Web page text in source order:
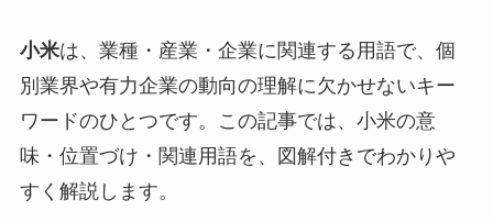
小米は、業種・産業・企業に関連する用語で、個
別業界や有力企業の動向の理解に欠かせないキー
ワードのひとつです。この記事では、小米の意
味・位置づけ・関連用語を、図解付きでわかりや
すく解説します。